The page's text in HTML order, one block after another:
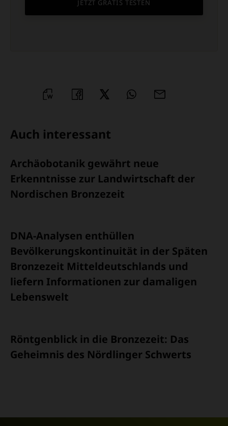
JETZT GRATIS TESTEN
ÜBERSCHRIFT
INFOS
Auch interessant
Archäobotanik gewährt neue
Erkenntnisse zur Landwirtschaft der
Nordischen Bronzezeit
DNA-Analysen enthüllen
Bevölkerungskontinuität in der Späten
Bronzezeit Mitteldeutschlands und
liefern Informationen zur damaligen
Lebenswelt
Röntgenblick in die Bronzezeit: Das
Geheimnis des Nördlinger Schwerts